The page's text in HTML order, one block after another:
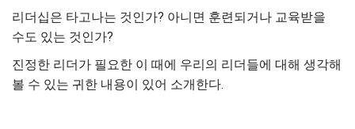
리더십은 타고나는 것인가? 아니면 훈련되거나 교육받을
수도 있는 것인가?
진정한 리더가 필요한 이 때에 우리의 리더들에 대해 생각해
볼 수 있는 귀한 내용이 있어 소개한다.